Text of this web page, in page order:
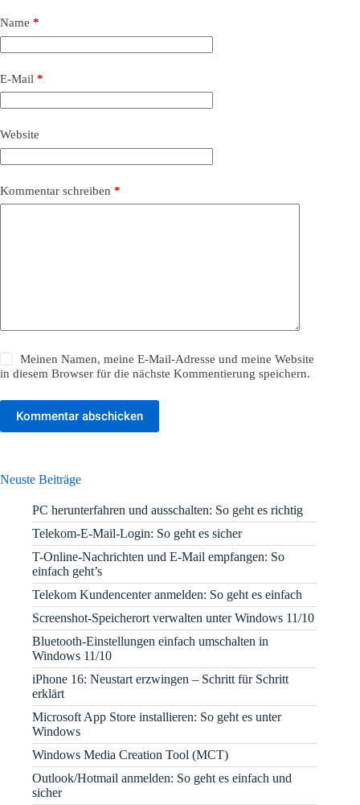
Name *
E-Mail *
Website
Kommentar schreiben *
Meinen Namen, meine E-Mail-Adresse und meine Website
in diesem Browser für die nächste Kommentierung speichern.
Kommentar abschicken
Neuste Beiträge
PC herunterfahren und ausschalten: So geht es richtig
Telekom-E-Mail-Login: So geht es sicher
T-Online-Nachrichten und E-Mail empfangen: So
einfach geht’s
Telekom Kundencenter anmelden: So geht es einfach
Screenshot-Speicherort verwalten unter Windows 11/10
Bluetooth-Einstellungen einfach umschalten in
Windows 11/10
iPhone 16: Neustart erzwingen – Schritt für Schritt
erklärt
Microsoft App Store installieren: So geht es unter
Windows
Windows Media Creation Tool (MCT)
Outlook/Hotmail anmelden: So geht es einfach und
sicher